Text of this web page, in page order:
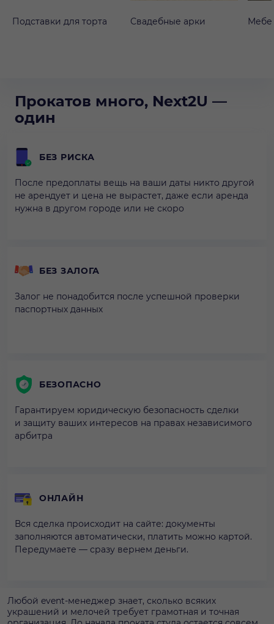
Подставки для торта Свадебные арки
Прокатов много, Next2U —
один
БЕЗ РИСКА
После предоплаты вещь на ваши даты никто другой
не арендует и цена не вырастет, даже если аренда
нужна в другом городе или не скоро
БЕЗ ЗАЛОГА
Залог не понадобится после успешной проверки
паспортных данных
БЕЗОПАСНО
Гарантируем юридическую безопасность сделки
и защиту ваших интересов на правах независимого
арбитра
ОНЛАЙН
Вся сделка происходит на сайте: документы
заполняются автоматически, платить можно картой.
Передумаете — сразу вернем деньги.
Любой event-менеджер знает, сколько всяких
украшений и мелочей требует грамотная и точная